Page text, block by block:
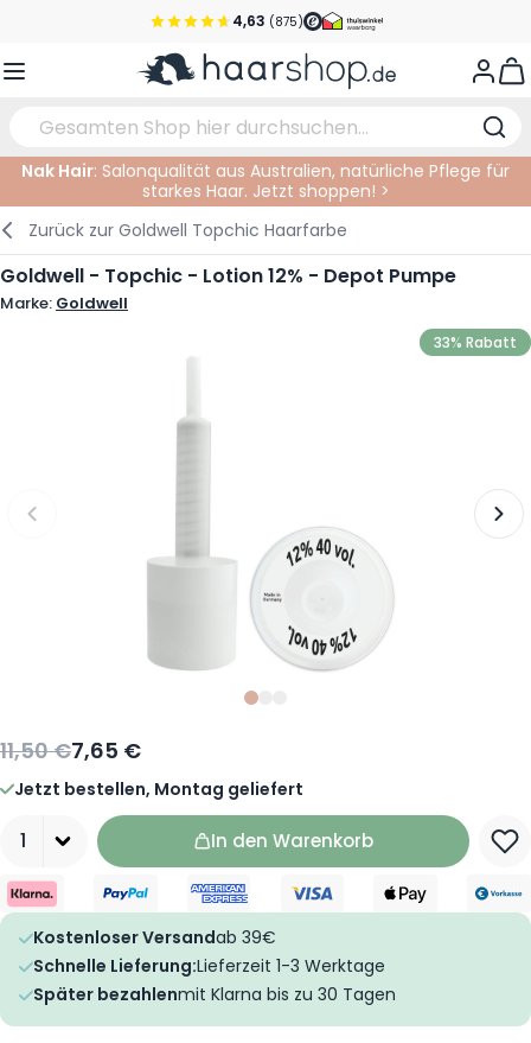
Zum Inhalt springen 4,63 (875)
Vor 22 Uhr bestellt, noch heute versendet!*
Haarpflege
Styling
Haarfarbe
Gesichtspflege
Körperpflege
Bräunungsprodukte
Augenbrauen
Augen
Lippen
Nagelprodukte
Nagel Zubehör
Haarprodukte
Rasierprodukte
Bartpflege
Elektrisch
Rasieren
Schneidzubehör
Im Salon
Schneiden
Haarfarbe
Nak Hair: Salonqualität aus Australien, natürliche Pflege für
starkes Haar. Jetzt shoppen! >
Zurück zur Goldwell Topchic Haarfarbe
Goldwell - Topchic - Lotion 12% - Depot Pumpe
Marke: Goldwell
33% Rabatt
Slide
11,50 €7,65 €
Jetzt bestellen, Montag geliefert
In den Warenkorb
Kostenloser Versandab 39€
Schnelle Lieferung:Lieferzeit 1-3 Werktage
Später bezahlenmit Klarna bis zu 30 Tagen